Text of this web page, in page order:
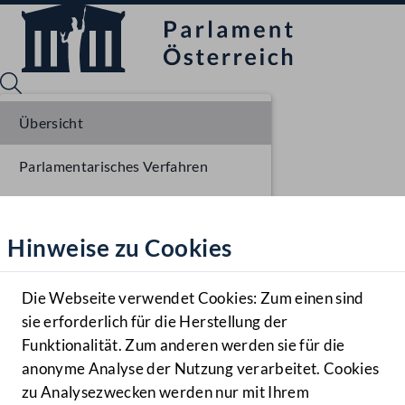
Hilfe
Benutzer
Navigationsmenü öffnen
MENÜ
Hinweise zu Cookies
Die Webseite verwendet Cookies: Zum einen sind
sie erforderlich für die Herstellung der
Funktionalität. Zum anderen werden sie für die
anonyme Analyse der Nutzung verarbeitet. Cookies
zu Analysezwecken werden nur mit Ihrem
Übersicht
Parlamentarisches Verfahren
Ausschussberatungen NR